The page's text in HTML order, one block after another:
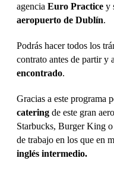
agencia Euro Practice y
aeropuerto de Dublín.
Podrás hacer todos los
contrato antes de partir y
encontrado.
Gracias a este programa
catering de este gran
Starbucks, Burger King
de trabajo en los que en
inglés intermedio.